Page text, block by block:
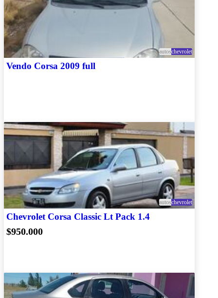
autoschevrolet
Vendo Corsa 2009 full
autoschevrolet
Chevrolet Corsa Classic Lt Pack 1.4
$950.000